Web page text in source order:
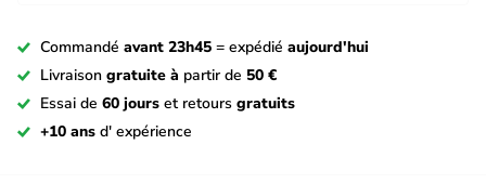
Commandé avant 23h45 = expédié aujourd'hui
Livraison gratuite à partir de 50 €
Essai de 60 jours et retours gratuits
+10 ans d' expérience